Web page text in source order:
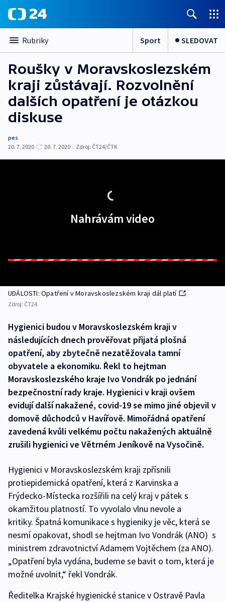
Rubriky Sport SLEDOVAT
Roušky v Moravskoslezském
kraji zůstávají. Rozvolnění
dalších opatření je otázkou
diskuse
pes
20. 7. 2020
20. 7. 2020 | Zdroj: ČT24/ČTK
Nahrávám video
UDÁLOSTI: Opatření v Moravskoslezském kraji dál platí
Zdroj: ČT24
Hygienici budou v Moravskoslezském kraji v
následujících dnech prověřovat přijatá plošná
opatření, aby zbytečně nezatěžovala tamní
obyvatele a ekonomiku. Řekl to hejtman
Moravskoslezského kraje Ivo Vondrák po jednání
bezpečnostní rady kraje. Hygienici v kraji ovšem
evidují další nakažené, covid-19 se mimo jiné objevil v
domově důchodců v Havířově. Mimořádná opatření
zavedená kvůli velkému počtu nakažených aktuálně
zrušili hygienici ve Větrném Jeníkově na Vysočině.
Hygienici v Moravskoslezském kraji zpřísnili
protiepidemická opatření, která z Karvinska a
Frýdecko-Místecka rozšířili na celý kraj v pátek s
okamžitou platností. To vyvolalo vlnu nevole a
kritiky. Špatná komunikace s hygieniky je věc, která se
nesmí opakovat, shodl se hejtman Ivo Vondrák (ANO) s
ministrem zdravotnictví Adamem Vojtěchem (za ANO).
„Opatření byla vydána, budeme se bavit o tom, která je
možné uvolnit,“ řekl Vondrák.
Ředitelka Krajské hygienické stanice v Ostravě Pavla